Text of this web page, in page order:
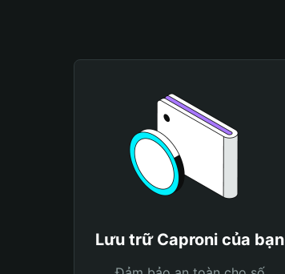
Lưu trữ Caproni của bạn